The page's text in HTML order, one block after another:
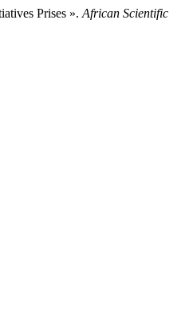
Prises ». African Scientific